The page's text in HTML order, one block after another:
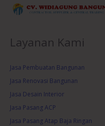
Layanan Kami
Jasa Pembuatan Bangunan
Jasa Renovasi Bangunan
Jasa Desain Interior
Jasa Pasang ACP
Jasa Pasang Atap Baja Ringan